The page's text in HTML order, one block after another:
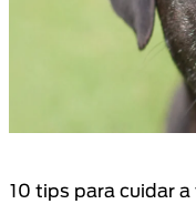
10 tips para cuidar